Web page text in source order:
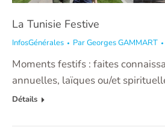
La Tunisie Festive
InfosGénérales ParGeorges GAMMART
Moments festifs : faites
annuelles, laïques ou/et
Détails